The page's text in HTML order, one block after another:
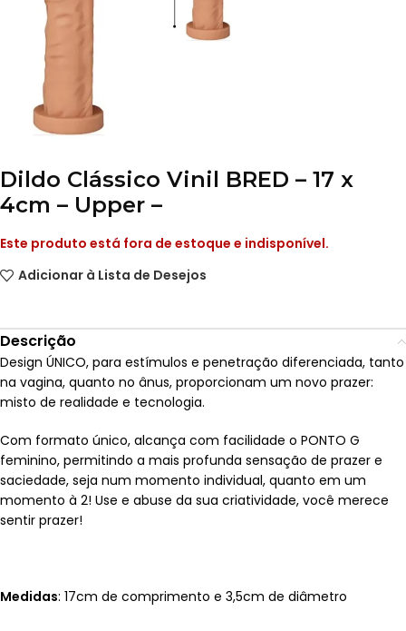
Dildo Clássico Vinil BRED – 17 x
4cm – Upper –
Este produto está fora de estoque e indisponível.
Adicionar à Lista de Desejos
Descrição
Design ÚNICO, para estímulos e penetração diferenciada, tanto
na vagina, quanto no ânus, proporcionam um novo prazer:
misto de realidade e tecnologia.
Com formato único, alcança com facilidade o PONTO G
feminino, permitindo a mais profunda sensação de prazer e
saciedade, seja num momento individual, quanto em um
momento à 2! Use e abuse da sua criatividade, você merece
sentir prazer!
Medidas: 17cm de comprimento e 3,5cm de diâmetro